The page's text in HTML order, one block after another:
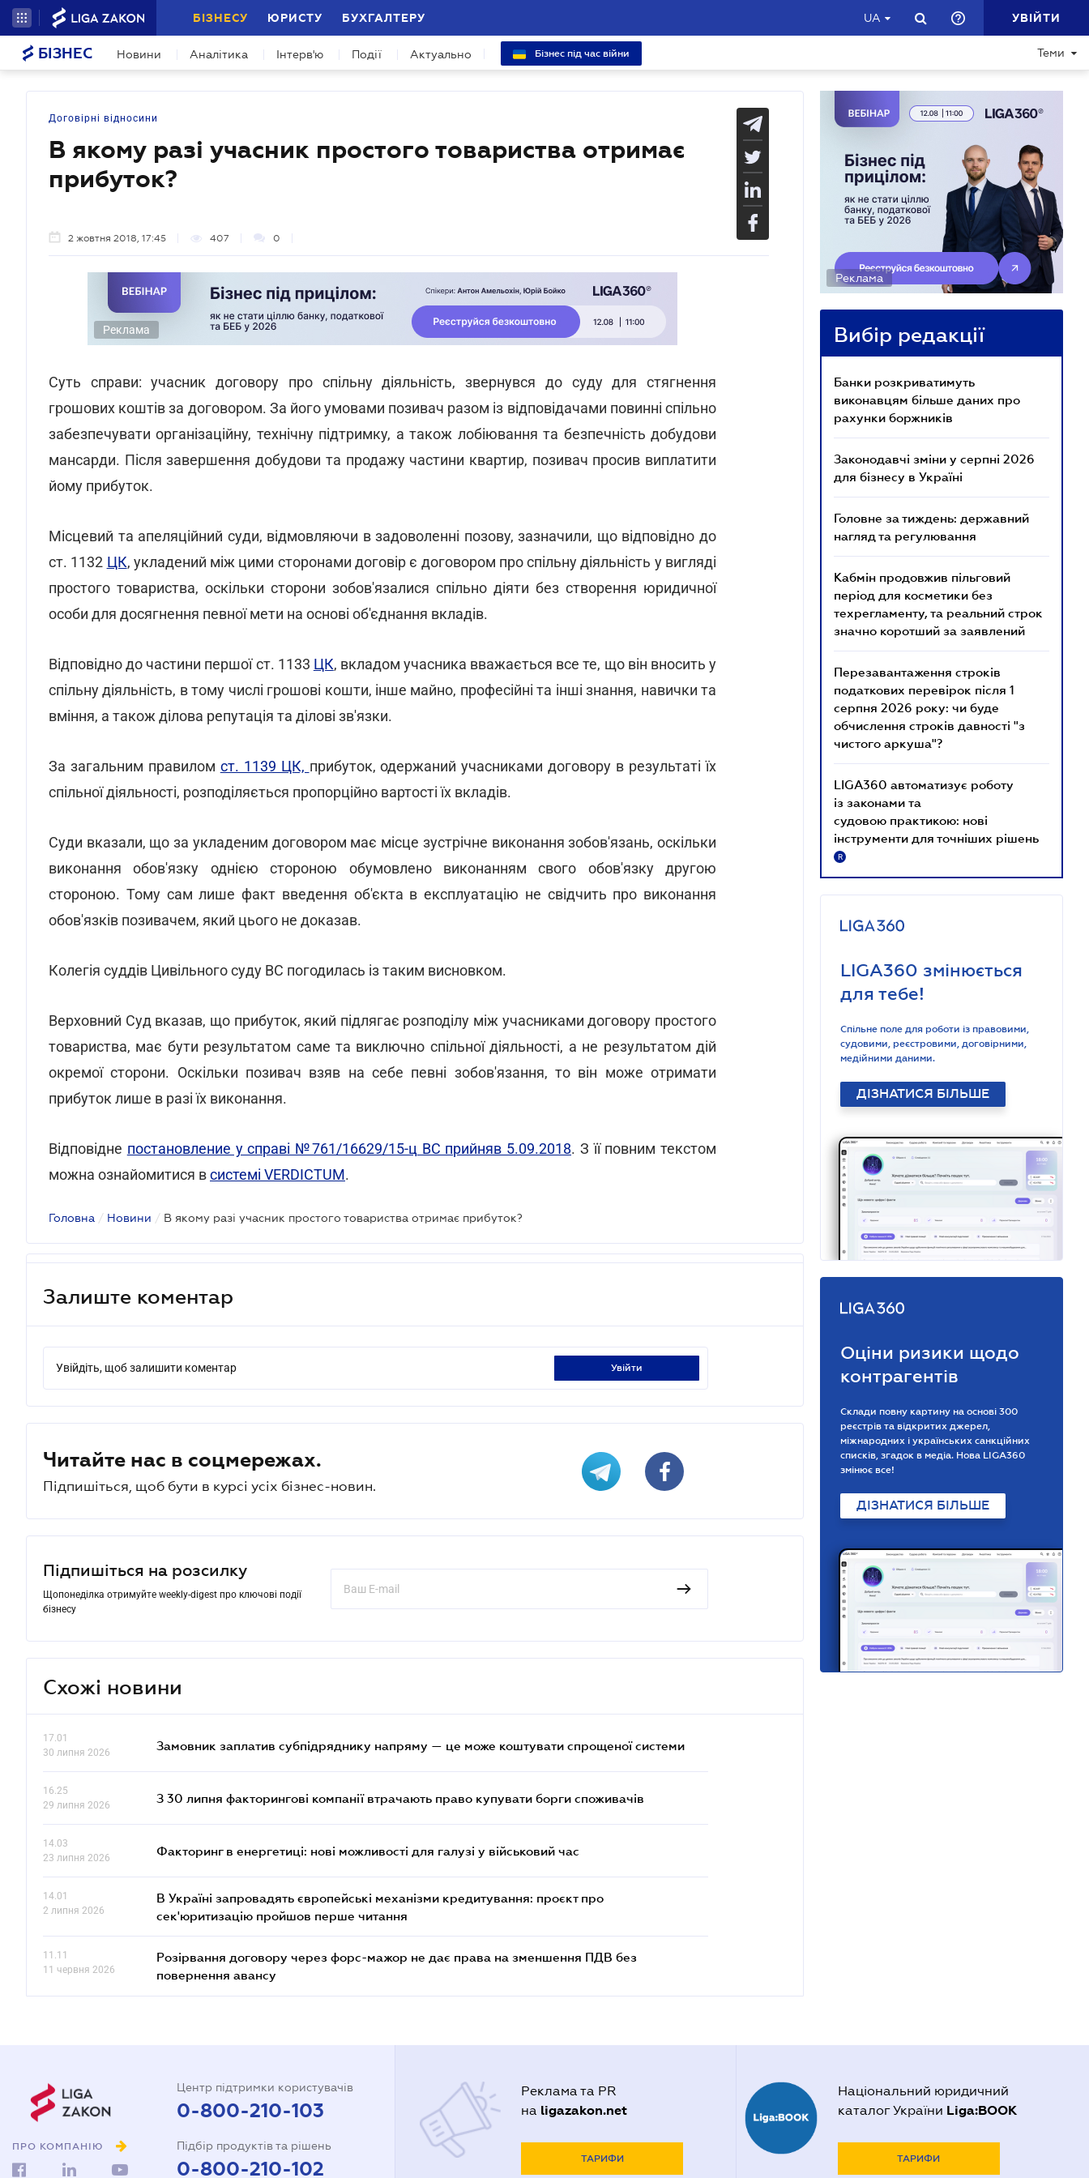
БІЗНЕСУ ЮРИСТУ БУХГАЛТЕРУ UA УВІЙТИ
БІЗНЕС Новини Аналітика Інтерв'ю Події Актуально Бізнес під час війни Теми
Договірні відносини
В якому разі учасник простого товариства отримає
прибуток?
2 жовтня 2018, 17:45 407 0
Реклама
Суть справи: учасник договору про спільну діяльність, звернувся до суду для стягнення
грошових коштів за договором. За його умовами позивач разом із відповідачами повинні спільно
забезпечувати організаційну, технічну підтримку, а також лобіювання та безпечність добудови
мансарди. Після завершення добудови та продажу частини квартир, позивач просив виплатити
йому прибуток.
Місцевий та апеляційний суди, відмовляючи в задоволенні позову, зазначили, що відповідно до
ст. 1132 ЦК, укладений між цими сторонами договір є договором про спільну діяльність у вигляді
простого товариства, оскільки сторони зобов'язалися спільно діяти без створення юридичної
особи для досягнення певної мети на основі об'єднання вкладів.
Відповідно до частини першої ст. 1133 ЦК, вкладом учасника вважається все те, що він вносить у
спільну діяльність, в тому числі грошові кошти, інше майно, професійні та інші знання, навички та
вміння, а також ділова репутація та ділові зв'язки.
За загальним правилом ст. 1139 ЦК, прибуток, одержаний учасниками договору в результаті їх
спільної діяльності, розподіляється пропорційно вартості їх вкладів.
Суди вказали, що за укладеним договором має місце зустрічне виконання зобов'язань, оскільки
виконання обов'язку однією стороною обумовлено виконанням свого обов'язку другою
стороною. Тому сам лише факт введення об'єкта в експлуатацію не свідчить про виконання
обов'язків позивачем, який цього не доказав.
Колегія суддів Цивільного суду ВС погодилась із таким висновком.
Верховний Суд вказав, що прибуток, який підлягає розподілу між учасниками договору простого
товариства, має бути результатом саме та виключно спільної діяльності, а не результатом дій
окремої сторони. Оскільки позивач взяв на себе певні зобов'язання, то він може отримати
прибуток лише в разі їх виконання.
Відповідне постановление у справі №761/16629/15-ц ВС прийняв 5.09.2018. З її повним текстом
можна ознайомитися всистемі VERDICTUM.
Головна / Новини / В якому разі учасник простого товариства отримає прибуток?
Залиште коментар
Увійдіть, щоб залишити коментар увійти
Читайте нас в соцмережах.
Підпишіться, щоб бути в курсі усіх бізнес-новин.
Підпишіться на розсилку
Щопонеділка отримуйте weekly-digest про ключові події
бізнесу
Схожі новини
17.01
30 липня 2026
Замовник заплатив субпідряднику напряму — це може коштувати спрощеної системи
16.25
29 липня 2026
З 30 липня факторингові компанії втрачають право купувати борги споживачів
14.03
23 липня 2026
Факторинг в енергетиці: нові можливості для галузі у військовий час
14.01
2 липня 2026
В Україні запровадять європейські механізми кредитування: проєкт про
сек'юритизацію пройшов перше читання
11.11
11 червня 2026
Розірвання договору через форс-мажор не дає права на зменшення ПДВ без
повернення авансу
Реклама
Вибір редакції
Банки розкриватимуть
виконавцям більше даних про
рахунки боржників
Законодавчі зміни у серпні 2026
для бізнесу в Україні
Головне за тиждень: державний
нагляд та регулювання
Кабмін продовжив пільговий
період для косметики без
техрегламенту, та реальний строк
значно коротший за заявлений
Перезавантаження строків
податкових перевірок після 1
серпня 2026 року: чи буде
обчислення строків давності "з
чистого аркуша"?
LIGA360 автоматизує роботу
із законами та
судовою практикою: нові
інструменти для точніших рішень
R
LIGA360 змінюється
для тебе!
Спільне поле для роботи із правовими,
судовими, реєстровими, договірними,
медійними даними.
ДІЗНАТИСЯ БІЛЬШЕ
Оціни ризики щодо
контрагентів
Склади повну картину на основі 300
реєстрів та відкритих джерел,
міжнародних і українських санкційних
списків, згадок в медіа. Нова LIGA360
змінює все!
ДІЗНАТИСЯ БІЛЬШЕ
ПРО КОМПАНІЮ
Центр підтримки користувачів
0-800-210-103
Підбір продуктів та рішень
0-800-210-102
Реклама та PR
на ligazakon.net
ТАРИФИ
Національний юридичний
каталог України Liga:BOOK
ТАРИФИ